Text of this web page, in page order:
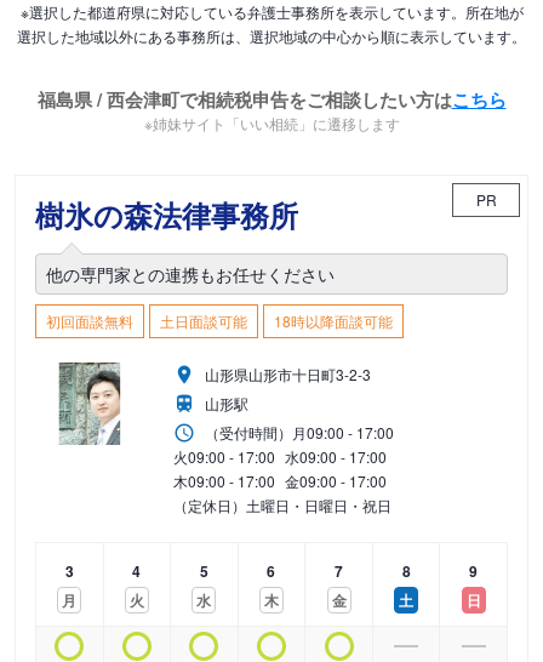
※選択した都道府県に対応している弁護士事務所を表示しています。所在地が
選択した地域以外にある事務所は、選択地域の中心から順に表示しています。
福島県 / 西会津町で相続税申告をご相談したい方はこちら
※姉妹サイト「いい相続」に遷移します
樹氷の森法律事務所 PR
他の専門家との連携もお任せください
初回面談無料 土日面談可能 18時以降面談可能
山形県山形市十日町3-2-3
山形駅
（受付時間） 月09:00 - 17:00
火09:00 - 17:00 水09:00 - 17:00
木09:00 - 17:00 金09:00 - 17:00
（定休日）土曜日・日曜日・祝日
3
月
4
火
5
水
6
木
7
金
8
土
9
日